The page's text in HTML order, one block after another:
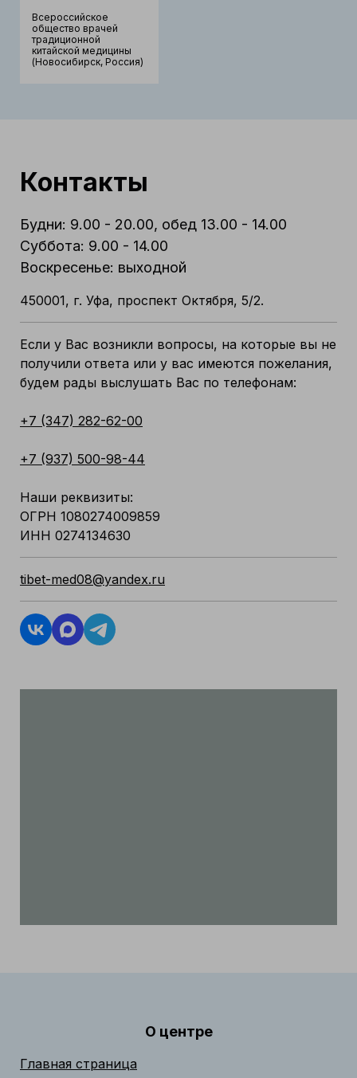
Всероссийское
общество врачей
традиционной
китайской медицины
(Новосибирск, Россия)
Контакты
Будни: 9.00 - 20.00, обед 13.00 - 14.00
Суббота: 9.00 - 14.00
Воскресенье: выходной
450001, г. Уфа, проспект Октября, 5/2.
Если у Вас возникли вопросы, на которые вы не
получили ответа или у вас имеются пожелания,
будем рады выслушать Вас по телефонам:
+7 (347) 282-62-00
+7 (937) 500-98-44
Наши реквизиты:
ОГРН 1080274009859
ИНН 0274134630
tibet-med08@yandex.ru
О центре
Главная страница